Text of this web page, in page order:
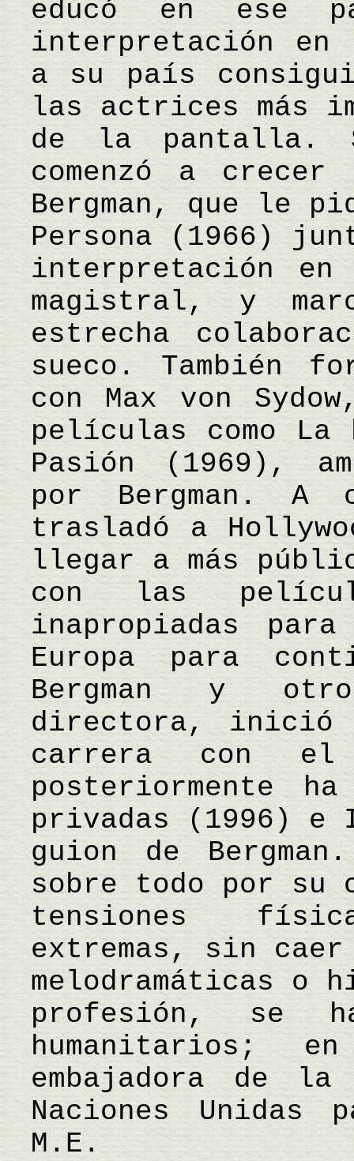
educó en ese
interpretación en
a su país
las actrices más
de la pantalla.
comenzó a
Bergman, que le
Persona (1966)
interpretación
magistral, y
estrecha
sueco. También
con Max von
películas como
Pasión (1969),
por Bergman. A
trasladó a
llegar a más
con las
inapropiadas
Europa para
Bergman y
directora, inició
carrera con el
posteriormente
privadas (1996)
guion de
sobre todo por su
tensiones
extremas, sin
melodramáticas o
profesión, se
humanitarios;
embajadora de la
Naciones
M.E.